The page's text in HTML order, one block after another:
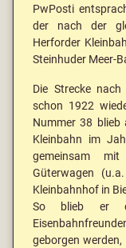
PwPosti
der nach der
Herforder
Steinhuder Meer-
Die Strecke
schon 1922
Nummer 38 blieb
Kleinbahn im
gemeinsam
Güterwagen
Kleinbahnhof in
So blieb er
geborgen